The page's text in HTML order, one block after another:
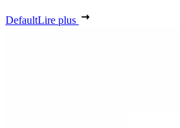
DefaultLire plus